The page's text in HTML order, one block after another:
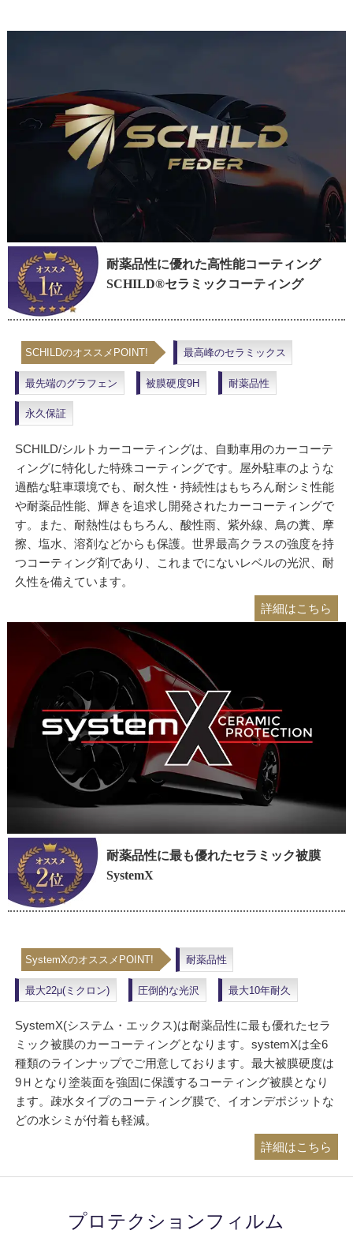
耐薬品性に優れた高性能コーティング
SCHILD®セラミックコーティング
SCHILDのオススメPOINT! 最高峰のセラミックス
最先端のグラフェン 被膜硬度9H 耐薬品性
永久保証
SCHILD/シルトカーコーティングは、自動車用のカーコーテ
ィングに特化した特殊コーティングです。屋外駐車のような
過酷な駐車環境でも、耐久性・持続性はもちろん耐シミ性能
や耐薬品性能、輝きを追求し開発されたカーコーティングで
す。また、耐熱性はもちろん、酸性雨、紫外線、鳥の糞、摩
擦、塩水、溶剤などからも保護。世界最高クラスの強度を持
つコーティング剤であり、これまでにないレベルの光沢、耐
久性を備えています。
詳細はこちら
耐薬品性に最も優れたセラミック被膜
SystemX
SystemXのオススメPOINT! 耐薬品性
最大22μ(ミクロン) 圧倒的な光沢 最大10年耐久
SystemX(システム・エックス)は耐薬品性に最も優れたセラ
ミック被膜のカーコーティングとなります。systemXは全6
種類のラインナップでご用意しております。最大被膜硬度は
9Ｈとなり塗装面を強固に保護するコーティング被膜となり
ます。疎水タイプのコーティング膜で、イオンデポジットな
どの水シミが付着も軽減。
詳細はこちら
プロテクションフィルム